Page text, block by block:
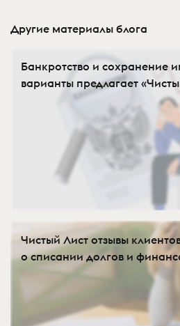
Другие материалы блога
Банкротство и сохранение
варианты предлагает
Чистый Лист отзывы
о списании долгов и